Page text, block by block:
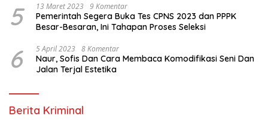
5 13 Maret 2023 9 Komentar
Pemerintah Segera Buka Tes CPNS 2023 dan PPPK
Besar-Besaran, Ini Tahapan Proses Seleksi
6 5 April 2023 8 Komentar
Naur, Sofis Dan Cara Membaca Komodifikasi Seni Dan
Jalan Terjal Estetika
Berita Kriminal